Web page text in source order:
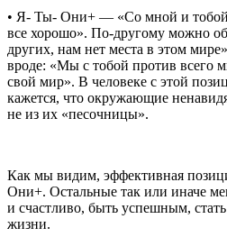
• Я- Ты- Они+ — «Со мной и тобой
все хорошо». По-другому можно
других, нам нет места в этом
вроде: «Мы с тобой против всего
свой мир». В человеке с этой
кажется, что окружающие
не из их «песочницы».
Как мы видим, эффективная
Они+. Остальные так или иначе
и счастливо, быть успешным,
жизни.